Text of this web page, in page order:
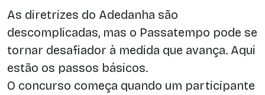
As diretrizes do Adedanha são
descomplicadas, mas o Passatempo pode se
tornar desafiador à medida que avança. Aqui
estão os passos básicos.
O concurso começa quando um participante